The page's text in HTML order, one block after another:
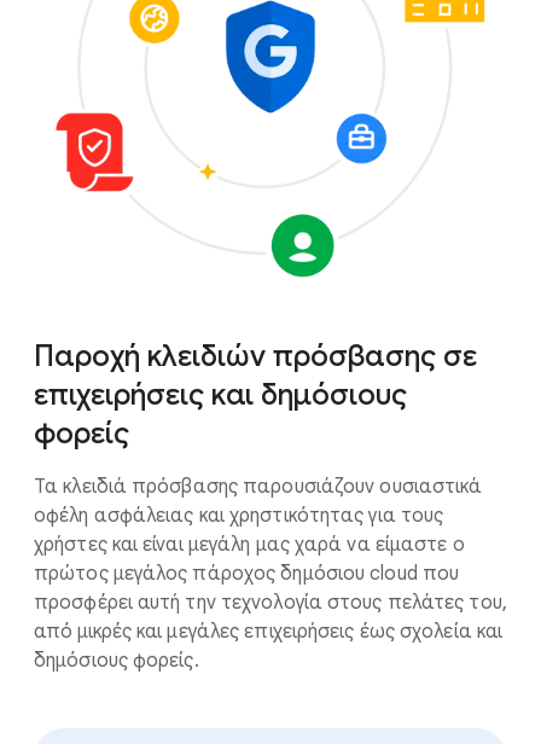
Παροχή κλειδιών πρόσβασης σε
επιχειρήσεις και δημόσιους
φορείς
Τα κλειδιά πρόσβασης παρουσιάζουν ουσιαστικά
οφέλη ασφάλειας και χρηστικότητας για τους
χρήστες και είναι μεγάλη μας χαρά να είμαστε ο
πρώτος μεγάλος πάροχος δημόσιου cloud που
προσφέρει αυτή την τεχνολογία στους πελάτες του,
από μικρές και μεγάλες επιχειρήσεις έως σχολεία και
δημόσιους φορείς.